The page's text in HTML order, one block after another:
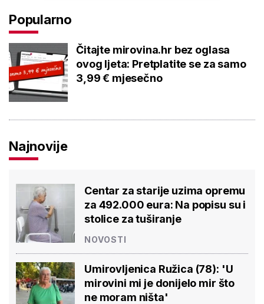
Popularno
Čitajte mirovina.hr bez oglasa
ovog ljeta: Pretplatite se za samo
3,99 € mjesečno
Najnovije
Centar za starije uzima opremu
za 492.000 eura: Na popisu su i
stolice za tuširanje
NOVOSTI
Umirovljenica Ružica (78): 'U
mirovini mi je donijelo mir što
ne moram ništa'